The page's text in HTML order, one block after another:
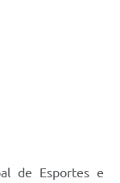
de Esportes e